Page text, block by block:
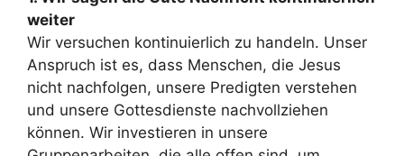
weiter
Wir versuchen kontinuierlich zu handeln. Unser
Anspruch ist es, dass Menschen, die Jesus
nicht nachfolgen, unsere Predigten verstehen
und unsere Gottesdienste nachvollziehen
können. Wir investieren in unsere